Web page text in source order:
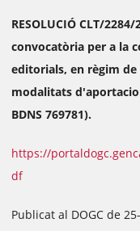
RESOLUCIÓ CLT/
convocatòria per a la
editorials, en règim
modalitats
BDNS 769781).
https://
df
Publicat al DOGC de